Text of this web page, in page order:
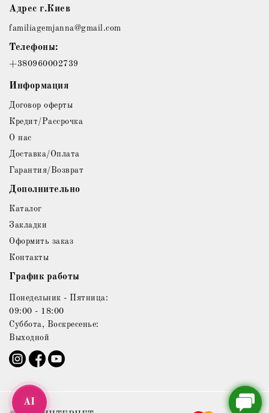
Адрес г.Киев
familiagemjanna@gmail.com
Телефоны:
+380960002739
Информация
Договор оферты
Кредит/Рассрочка
О нас
Доставка/Оплата
Гарантия/Возврат
Дополнительно
Каталог
Закладки
Оформить заказ
Контакты
График работы
Понедельник - Пятница:
09:00 - 18:00
Суббота, Воскресенье:
Выходной
AI